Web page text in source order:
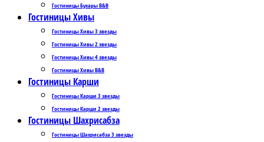
Гостиницы Бухары B&B
Гостиницы Хивы
Гостиницы Хивы 3 звезды
Гостиницы Хивы 2 звезды
Гостиницы Хивы 4 звезды
Гостиницы Хивы B&B
Гостиницы Карши
Гостиницы Карши 3 звезды
Гостиницы Карши 2 звезды
Гостиницы Шахрисабза
Гостиницы Шахрисабза 3 звезды